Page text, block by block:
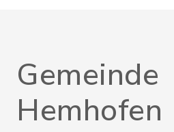
Gemeinde
Hemhofen